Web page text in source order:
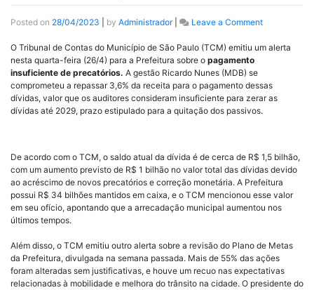
Posted on 28/04/2023 by Administrador| Leave a Comment
O Tribunal de Contas do Município de São Paulo (TCM) emitiu um alerta
nesta quarta-feira (26/4) para a Prefeitura sobre o pagamento
insuficiente de precatórios. A gestão Ricardo Nunes (MDB) se
comprometeu a repassar 3,6% da receita para o pagamento dessas
dívidas, valor que os auditores consideram insuficiente para zerar as
dívidas até 2029, prazo estipulado para a quitação dos passivos.
De acordo com o TCM, o saldo atual da dívida é de cerca de R$ 1,5 bilhão,
com um aumento previsto de R$ 1 bilhão no valor total das dívidas devido
ao acréscimo de novos precatórios e correção monetária. A Prefeitura
possui R$ 34 bilhões mantidos em caixa, e o TCM mencionou esse valor
em seu ofício, apontando que a arrecadação municipal aumentou nos
últimos tempos.
Além disso, o TCM emitiu outro alerta sobre a revisão do Plano de Metas
da Prefeitura, divulgada na semana passada. Mais de 55% das ações
foram alteradas sem justificativas, e houve um recuo nas expectativas
relacionadas à mobilidade e melhora do trânsito na cidade. O presidente do